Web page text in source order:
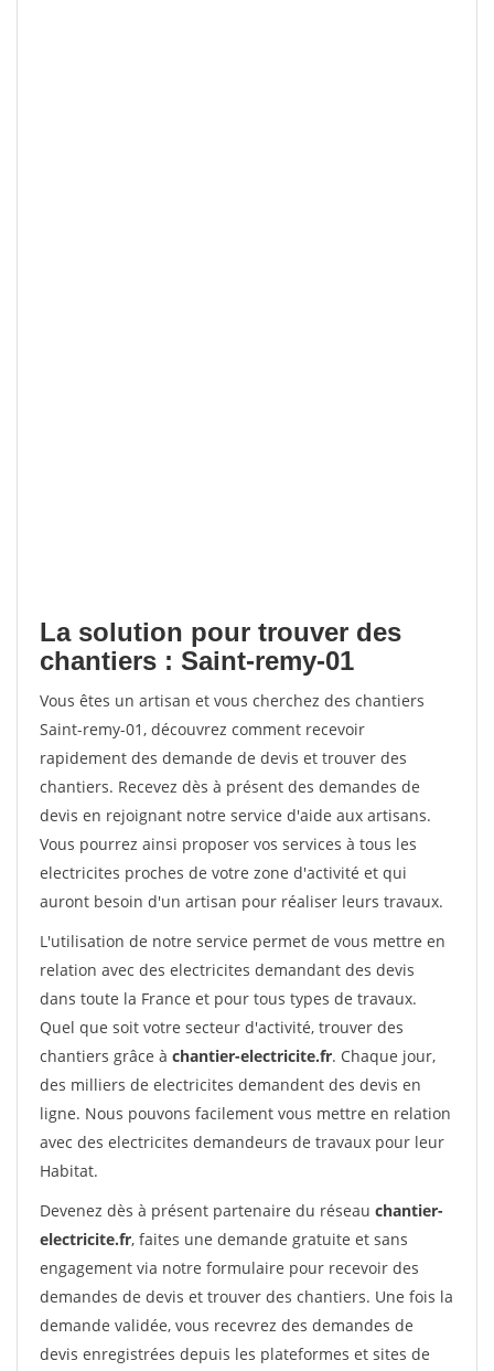
La solution pour trouver des
chantiers : Saint-remy-01
Vous êtes un artisan et vous cherchez des chantiers
Saint-remy-01, découvrez comment recevoir
rapidement des demande de devis et trouver des
chantiers. Recevez dès à présent des demandes de
devis en rejoignant notre service d'aide aux artisans.
Vous pourrez ainsi proposer vos services à tous les
electricites proches de votre zone d'activité et qui
auront besoin d'un artisan pour réaliser leurs travaux.
L'utilisation de notre service permet de vous mettre en
relation avec des electricites demandant des devis
dans toute la France et pour tous types de travaux.
Quel que soit votre secteur d'activité, trouver des
chantiers grâce à chantier-electricite.fr. Chaque jour,
des milliers de electricites demandent des devis en
ligne. Nous pouvons facilement vous mettre en relation
avec des electricites demandeurs de travaux pour leur
Habitat.
Devenez dès à présent partenaire du réseau chantier-
electricite.fr, faites une demande gratuite et sans
engagement via notre formulaire pour recevoir des
demandes de devis et trouver des chantiers. Une fois la
demande validée, vous recevrez des demandes de
devis enregistrées depuis les plateformes et sites de